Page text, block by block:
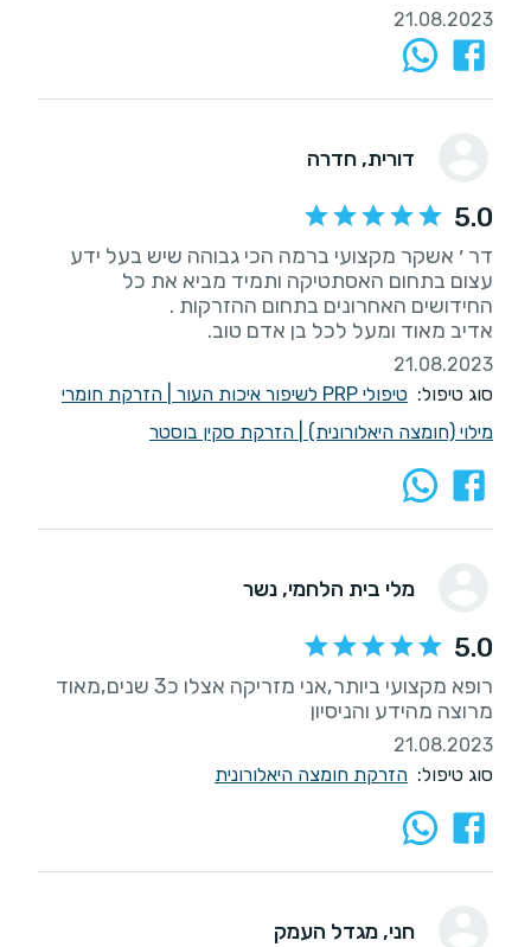
21.08.2023
דורית, חדרה
5.0
דר ׳ אשקר מקצועי ברמה הכי גבוהה שיש בעל ידע
עצום בתחום האסתטיקה ותמיד מביא את כל
אדיב מאוד ומעל לכל בן אדם טוב.
21.08.2023
סוג טיפול: טיפולי PRP לשיפור איכות העור
הזרקת חומרי
מילוי (חומצה היאלורונית)
הזרקת סקין בוסטר
מלי בית הלחמי, נשר
5.0
רופא מקצועי ביותר,אני מזריקה אצלו כ3 שנים,מאוד
מרוצה מהידע והניסיון
21.08.2023
סוג טיפול: הזרקת חומצה היאלורונית
חני, מגדל העמק